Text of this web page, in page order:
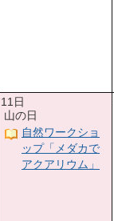
11日
山の日
自然ワークショ
ップ「メダカで
アクアリウム」